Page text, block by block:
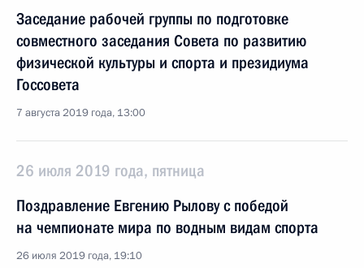
Заседание рабочей группы по подготовке
совместного заседания Совета по развитию
физической культуры и спорта и президиума
Госсовета
7 августа 2019 года, 13:00
26 июля 2019 года, пятница
Поздравление Евгению Рылову с победой
на чемпионате мира по водным видам спорта
26 июля 2019 года, 19:10